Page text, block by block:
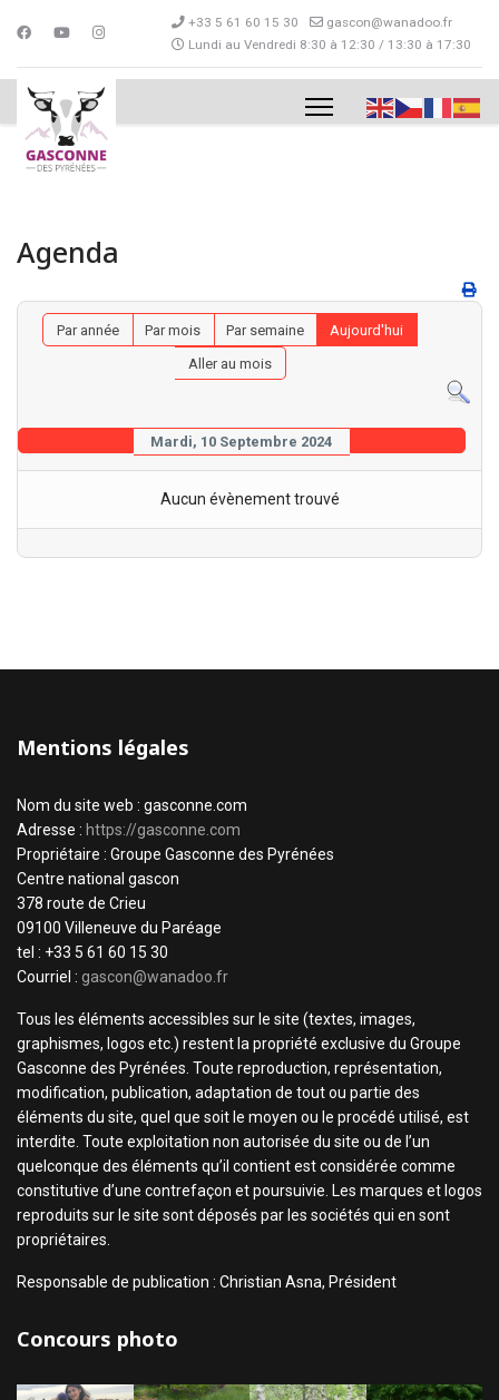
+33 5 61 60 15 30
gascon@wanadoo.fr
Lundi au Vendredi 8:30 à 12:30 / 13:30 à 17:30
Agenda
Par année Par mois Par semaine
Aujourd'hui
Aller au mois
Mardi, 10 Septembre 2024
Aucun évènement trouvé
Mentions légales
Nom du site web : gasconne.com
Adresse : https://gasconne.com
Propriétaire : Groupe Gasconne des Pyrénées
Centre national gascon
378 route de Crieu
09100 Villeneuve du Paréage
tel : +33 5 61 60 15 30
Courriel : gascon@wanadoo.fr
Tous les éléments accessibles sur le site (textes, images,
graphismes, logos etc.) restent la propriété exclusive du Groupe
Gasconne des Pyrénées. Toute reproduction, représentation,
modification, publication, adaptation de tout ou partie des
éléments du site, quel que soit le moyen ou le procédé utilisé, est
interdite. Toute exploitation non autorisée du site ou de l’un
quelconque des éléments qu’il contient est considérée comme
constitutive d’une contrefaçon et poursuivie. Les marques et logos
reproduits sur le site sont déposés par les sociétés qui en sont
propriétaires.
Responsable de publication : Christian Asna, Président
Concours photo